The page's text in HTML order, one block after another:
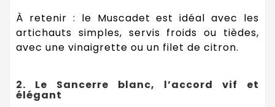
À retenir : le Muscadet est idéal avec les
artichauts simples, servis froids ou tièdes,
avec une vinaigrette ou un filet de citron.
2. Le Sancerre blanc, l’accord vif et
élégant